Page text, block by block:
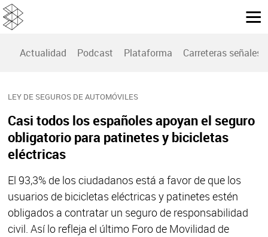
Actualidad Podcast Plataforma Carreteras señales
LEY DE SEGUROS DE AUTOMÓVILES
Casi todos los españoles apoyan el seguro
obligatorio para patinetes y bicicletas
eléctricas
El 93,3% de los ciudadanos está a favor de que los
usuarios de bicicletas eléctricas y patinetes estén
obligados a contratar un seguro de responsabilidad
civil. Así lo refleja el último Foro de Movilidad de